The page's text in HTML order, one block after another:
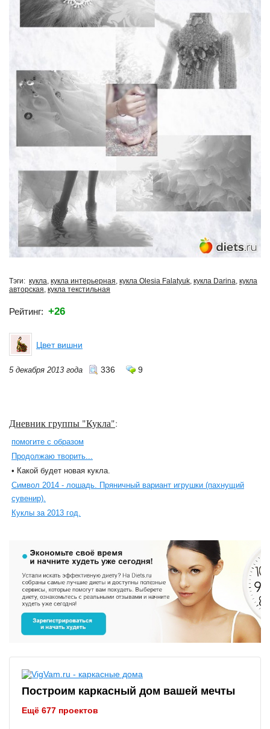
Тэги: кукла, кукла интерьерная, кукла Olesia Falatyuk, кукла Darina, кукла
авторская, кукла текстильная
Рейтинг: +26
Цвет вишни
5 декабря 2013 года 336 9
Дневник группы "Кукла":
помогите с образом
Продолжаю творить...
• Какой будет новая кукла.
Символ 2014 - лошадь. Пряничный вариант игрушки (пахнущий
сувенир).
Куклы за 2013 год.
Построим каркасный дом вашей мечты
Ещё 677 проектов